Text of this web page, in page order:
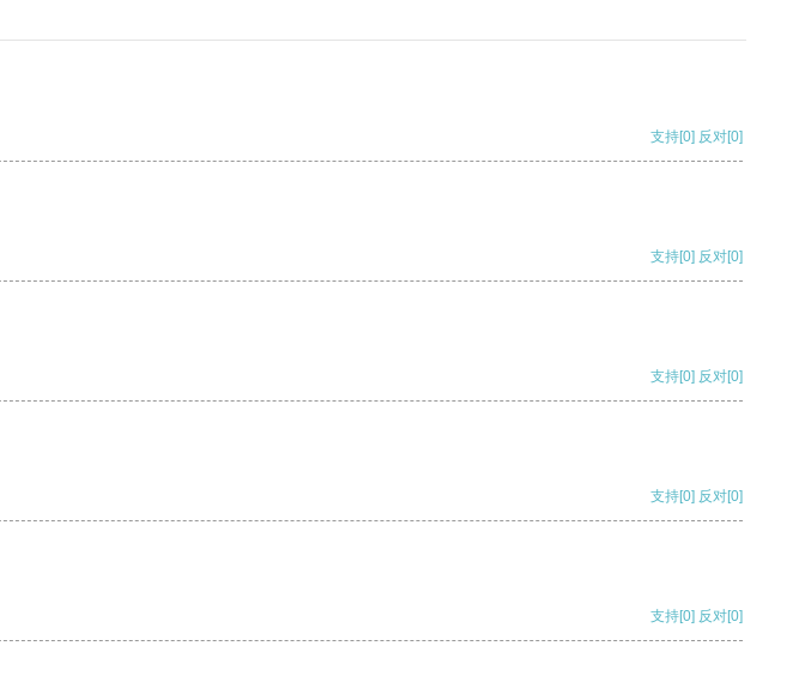
支持[0] 反对[0]
支持[0] 反对[0]
支持[0] 反对[0]
支持[0] 反对[0]
支持[0] 反对[0]